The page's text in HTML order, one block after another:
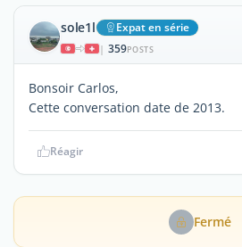
sole1l Expat en série
| 359POSTS
Bonsoir Carlos,
Cette conversation date de 2013.
Réagir
Fermé